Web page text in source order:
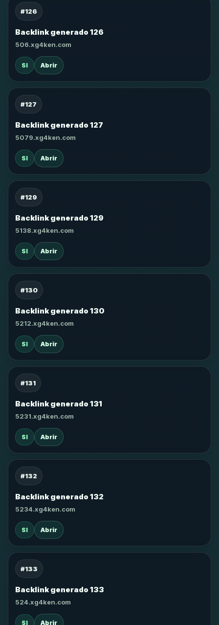
#126
Backlink generado 126
506.xg4ken.com
SI Abrir
#127
Backlink generado 127
5079.xg4ken.com
SI Abrir
#129
Backlink generado 129
5138.xg4ken.com
SI Abrir
#130
Backlink generado 130
5212.xg4ken.com
SI Abrir
#131
Backlink generado 131
5231.xg4ken.com
SI Abrir
#132
Backlink generado 132
5234.xg4ken.com
SI Abrir
#133
Backlink generado 133
524.xg4ken.com
SI Abrir